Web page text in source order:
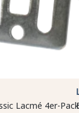
Lacmé 4er-Pack